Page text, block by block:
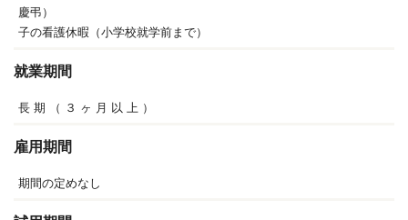
慶弔）
子の看護休暇（小学校就学前まで）
就業期間
長 期 （ ３ ヶ 月 以 上 ）
雇用期間
期間の定めなし